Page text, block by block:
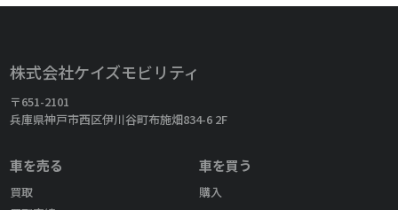
株式会社ケイズモビリティ
〒651-2101
兵庫県神戸市西区伊川谷町布施畑834-6 2F
車を売る
買取
車を買う
購入